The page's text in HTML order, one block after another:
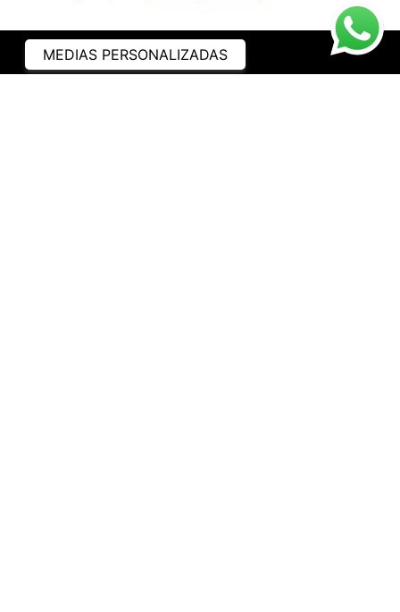
MEDIAS PERSONALIZADAS